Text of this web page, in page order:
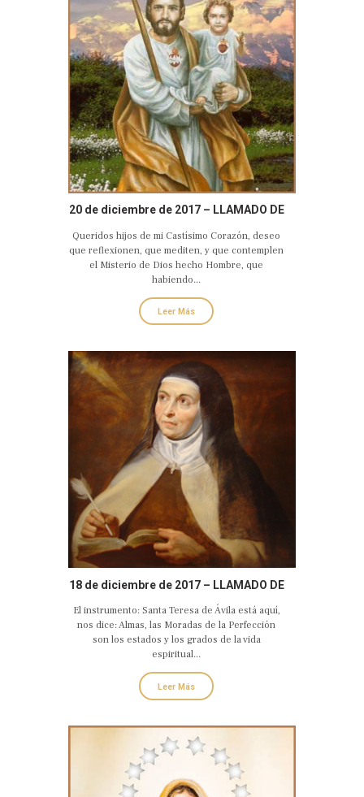
20 de diciembre de 2017 – LLAMADO DE
AMANTE CORAZÓN DE SAN JOSÉ
Queridos hijos de mi Castísimo Corazón, deseo
que reflexionen, que mediten, y que contemplen
el Misterio de Dios hecho Hombre, que
habiendo...
Leer Más
18 de diciembre de 2017 – LLAMADO DE
TERESA DE JESÚS
El instrumento: Santa Teresa de Ávila está aquí,
nos dice: Almas, las Moradas de la Perfección
son los estados y los grados de la vida
espiritual...
Leer Más